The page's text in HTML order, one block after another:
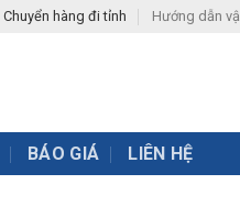
Chuyển hàng đi tỉnh Hướng dẫn
BÁO GIÁ LIÊN HỆ